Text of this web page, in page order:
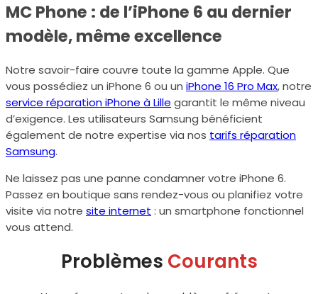
MC Phone : de l’iPhone 6 au dernier
modèle, même excellence
Notre savoir-faire couvre toute la gamme Apple. Que
vous possédiez un iPhone 6 ou un iPhone 16 Pro Max, notre
service réparation iPhone à Lille garantit le même niveau
d’exigence. Les utilisateurs Samsung bénéficient
également de notre expertise via nos tarifs réparation
Samsung.
Ne laissez pas une panne condamner votre iPhone 6.
Passez en boutique sans rendez-vous ou planifiez votre
visite via notre site internet : un smartphone fonctionnel
vous attend.
Problèmes Courants